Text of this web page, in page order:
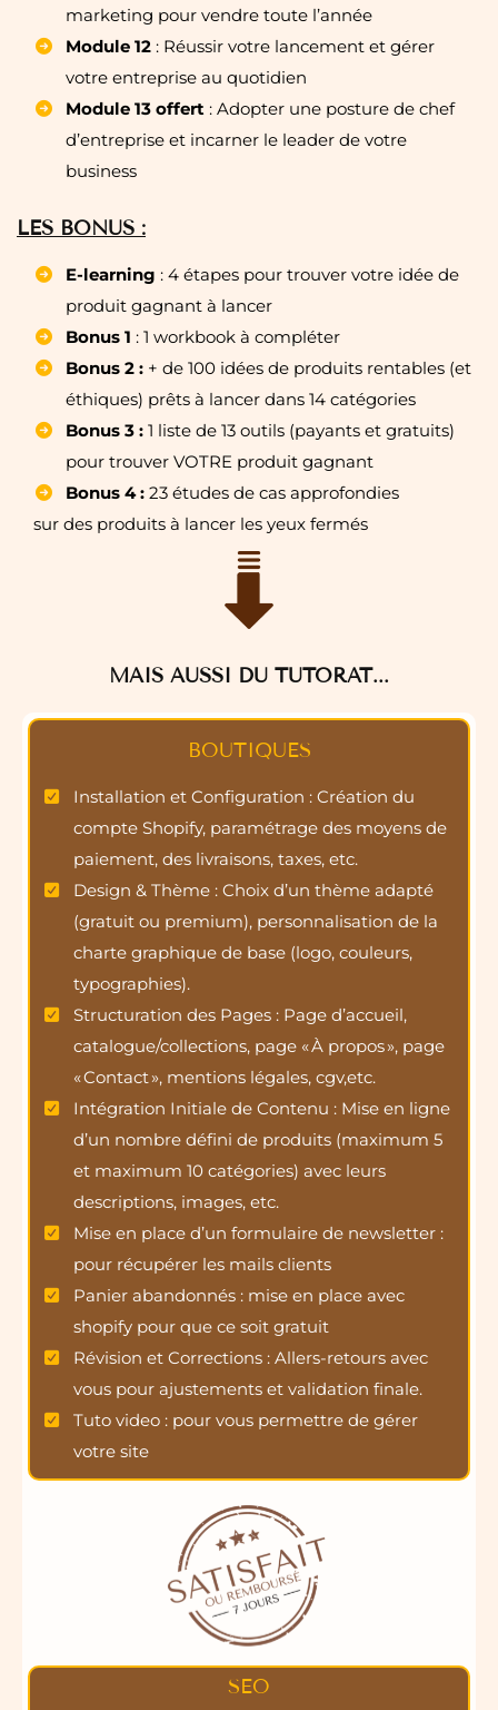
marketing pour vendre toute l’année
Module 12: Réussir votre lancement et gérer
votre entreprise au quotidien
Module 13 offert : Adopter une posture de chef
d’entreprise et incarner le leader de votre
business
LES BONUS :
E-learning : 4 étapes pour trouver votre idée de
produit gagnant à lancer
Bonus 1 : 1 workbook à compléter
Bonus 2 : + de 100 idées de produits rentables (et
éthiques) prêts à lancer dans 14 catégories
Bonus 3 :1 liste de 13 outils (payants et gratuits)
pour trouver VOTRE produit gagnant
Bonus 4 : 23 études de cas approfondies
sur des produits à lancer les yeux fermés
MAIS AUSSI DU TUTORAT...
BOUTIQUES
Installation et Configuration : Création du
compte Shopify, paramétrage des moyens de
paiement, des livraisons, taxes, etc.
Design & Thème : Choix d’un thème adapté
(gratuit ou premium), personnalisation de la
charte graphique de base (logo, couleurs,
typographies).
Structuration des Pages : Page d’accueil,
catalogue/collections, page « À propos », page
« Contact », mentions légales, cgv,etc.
Intégration Initiale de Contenu : Mise en ligne
d’un nombre défini de produits (maximum 5
et maximum 10 catégories) avec leurs
descriptions, images, etc.
Mise en place d’un formulaire de newsletter :
pour récupérer les mails clients
Panier abandonnés : mise en place avec
shopify pour que ce soit gratuit
Révision et Corrections : Allers-retours avec
vous pour ajustements et validation finale.
Tuto video : pour vous permettre de gérer
votre site
SEO